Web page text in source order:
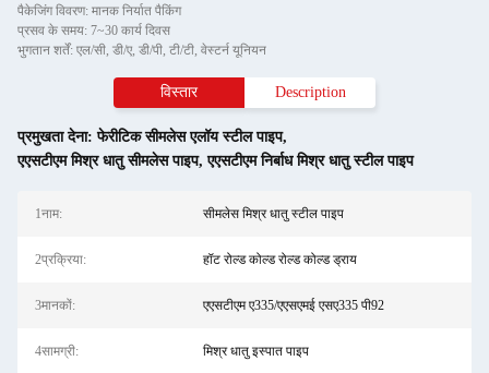
पैकेजिंग विवरण: मानक निर्यात पैकिंग
प्रसव के समय: 7~30 कार्य दिवस
भुगतान शर्तें: एल/सी, डी/ए, डी/पी, टी/टी, वेस्टर्न यूनियन
विस्तार Description
प्रमुखता देना:फेरीटिक सीमलेस एलॉय स्टील पाइप,
एएसटीएम मिश्र धातु सीमलेस पाइप,एएसटीएम निर्बाध मिश्र धातु स्टील पाइप
1नाम: सीमलेस मिश्र धातु स्टील पाइप
2प्रक्रिया: हॉट रोल्ड कोल्ड रोल्ड कोल्ड ड्राय
3मानकों: एएसटीएम ए335/एएसएमई एसए335 पी92
4सामग्री: मिश्र धातु इस्पात पाइप